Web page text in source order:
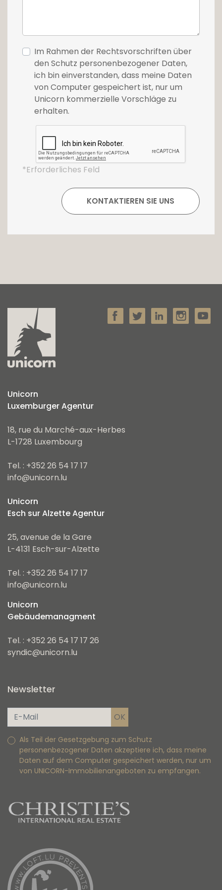
Im Rahmen der Rechtsvorschriften über
den Schutz personenbezogener Daten,
ich bin einverstanden, dass meine Daten
von Computer gespeichert ist, nur um
Unicorn kommerzielle Vorschläge zu
erhalten.
*Erforderliches Feld
Unicorn
Luxemburger Agentur
18, rue du Marché-aux-Herbes
L-1728 Luxembourg
Tel. : +352 26 54 17 17
info@unicorn.lu
Unicorn
Esch sur Alzette Agentur
25, avenue de la Gare
L-4131 Esch-sur-Alzette
Tel. : +352 26 54 17 17
info@unicorn.lu
Unicorn
Gebäudemanagment
Tel. : +352 26 54 17 17 26
syndic@unicorn.lu
Newsletter
Als Teil der Gesetzgebung zum Schutz
personenbezogener Daten akzeptiere ich, dass meine
Daten auf dem Computer gespeichert werden, nur um
von UNICORN-Immobilienangeboten zu empfangen.